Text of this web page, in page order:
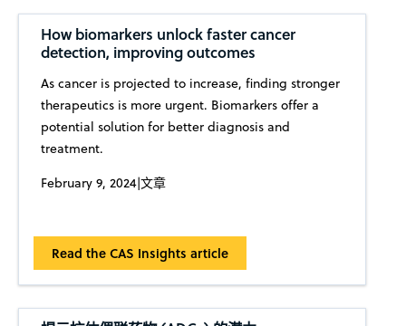
How biomarkers unlock faster cancer
detection, improving outcomes
As cancer is projected to increase, finding stronger
therapeutics is more urgent. Biomarkers offer a
potential solution for better diagnosis and
treatment.
February 9, 2024|文章
Read the CAS Insights article